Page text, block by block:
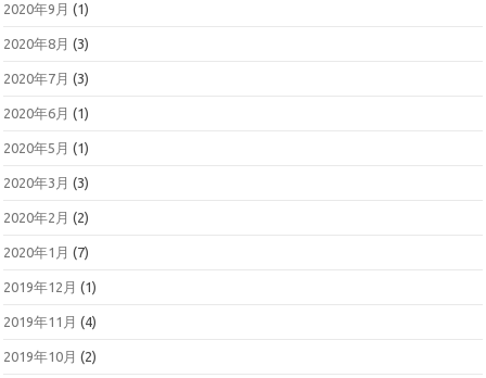
2020年9月 (1)
2020年8月 (3)
2020年7月 (3)
2020年6月 (1)
2020年5月 (1)
2020年3月 (3)
2020年2月 (2)
2020年1月 (7)
2019年12月 (1)
2019年11月 (4)
2019年10月 (2)